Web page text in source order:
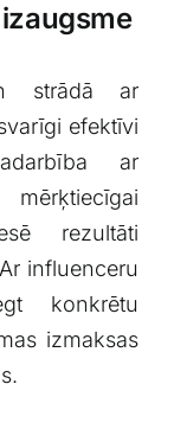
strādā ar⁤
efektīvi
ar
rezultāti
influenceru
konkrētu
izmaksas